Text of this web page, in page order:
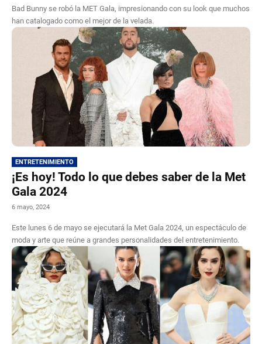
Bad Bunny se robó la MET Gala, impresionando con su look que muchos
han catalogado como el mejor de la velada.
ENTRETENIMIENTO
¡Es hoy! Todo lo que debes saber de la Met
Gala 2024
6 mayo, 2024
Este lunes 6 de mayo se ejecutará la Met Gala 2024, un espectáculo de
moda y arte que reúne a grandes personalidades del entretenimiento.